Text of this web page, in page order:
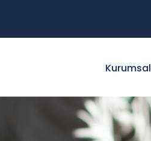
Kurumsal